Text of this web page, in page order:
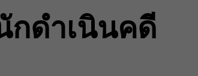
กดำเนินคดี